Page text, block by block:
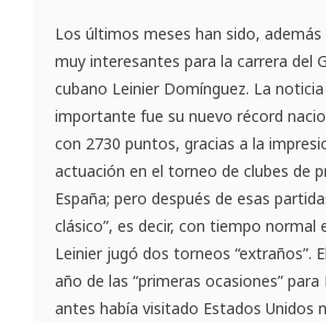
Los últimos meses han sido,
muy interesantes para la carrera del
cubano Leinier Domínguez. La
importante fue su nuevo récord
con 2730 puntos, gracias a la
actuación en el torneo de clubes de
España; pero después de esas
clásico”, es decir, con tiempo normal
Leinier jugó dos torneos “extraños”.
año de las “primeras ocasiones” para
antes había visitado Estados Unidos